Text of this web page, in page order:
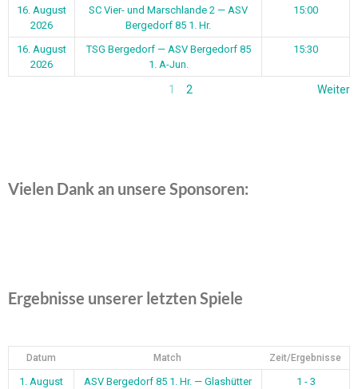
16. August
2026
SC Vier- und Marschlande 2 — ASV
Bergedorf 85 1. Hr.
15:00
16. August
2026
TSG Bergedorf — ASV Bergedorf 85
1. A-Jun.
15:30
1 2 Weiter
Vielen Dank an unsere Sponsoren:
Ergebnisse unserer letzten Spiele
Datum Match Zeit/Ergebnisse
1. August
ASV Bergedorf 85 1. Hr. — Glashütter
1 - 3